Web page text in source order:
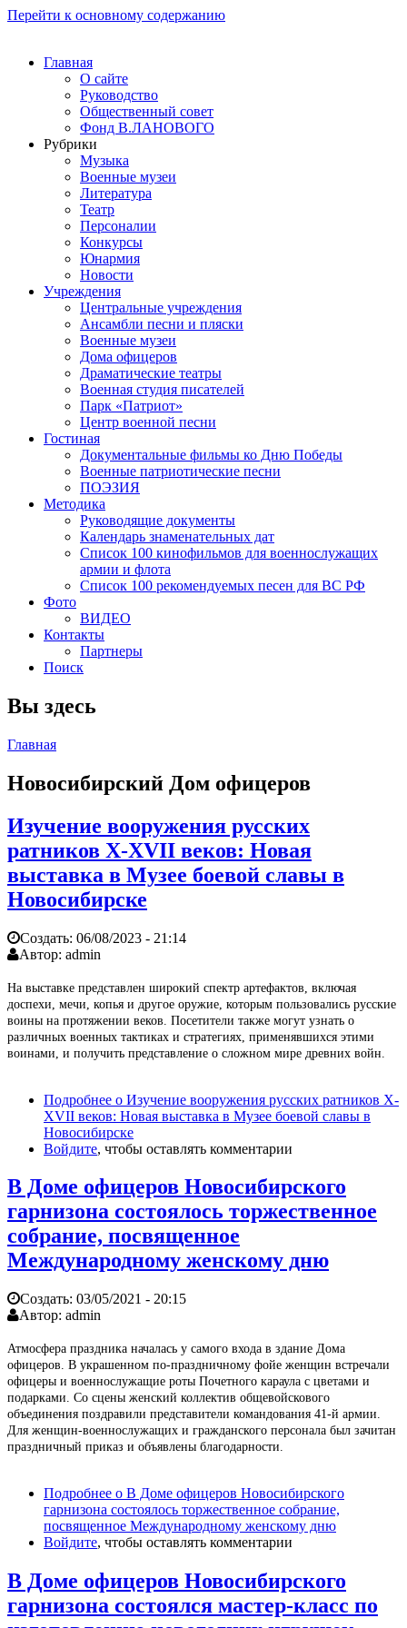
Перейти к основному содержанию
Главная
О сайте
Руководство
Общественный совет
Фонд В.ЛАНОВОГО
Рубрики
Музыка
Военные музеи
Литература
Театр
Персоналии
Конкурсы
Юнармия
Новости
Учреждения
Центральные учреждения
Ансамбли песни и пляски
Военные музеи
Дома офицеров
Драматические театры
Военная студия писателей
Парк «Патриот»
Центр военной песни
Гостиная
Документальные фильмы ко Дню Победы
Военные патриотические песни
ПОЭЗИЯ
Методика
Руководящие документы
Календарь знаменательных дат
Список 100 кинофильмов для военнослужащих
армии и флота
Список 100 рекомендуемых песен для ВС РФ
Фото
ВИДЕО
Контакты
Партнеры
Поиск
Вы здесь
Главная
Новосибирский Дом офицеров
Изучение вооружения русских
ратников X-XVII веков: Новая
выставка в Музее боевой славы в
Новосибирске
Создать: 06/08/2023 - 21:14
Автор: admin
На выставке представлен широкий спектр артефактов, включая
доспехи, мечи, копья и другое оружие, которым пользовались русские
воины на протяжении веков. Посетители также могут узнать о
различных военных тактиках и стратегиях, применявшихся этими
воинами, и получить представление о сложном мире древних войн.
Подробнее о Изучение вооружения русских ратников X-
XVII веков: Новая выставка в Музее боевой славы в
Новосибирске
Войдите, чтобы оставлять комментарии
В Доме офицеров Новосибирского
гарнизона состоялось торжественное
собрание, посвященное
Международному женскому дню
Создать: 03/05/2021 - 20:15
Автор: admin
Атмосфера праздника началась у самого входа в здание Дома
офицеров. В украшенном по-праздничному фойе женщин встречали
офицеры и военнослужащие роты Почетного караула с цветами и
подарками. Со сцены женский коллектив общевойскового
объединения поздравили представители командования 41-й армии.
Для женщин-военнослужащих и гражданского персонала был зачитан
праздничный приказ и объявлены благодарности.
Подробнее о В Доме офицеров Новосибирского
гарнизона состоялось торжественное собрание,
посвященное Международному женскому дню
Войдите, чтобы оставлять комментарии
В Доме офицеров Новосибирского
гарнизона состоялся мастер-класс по